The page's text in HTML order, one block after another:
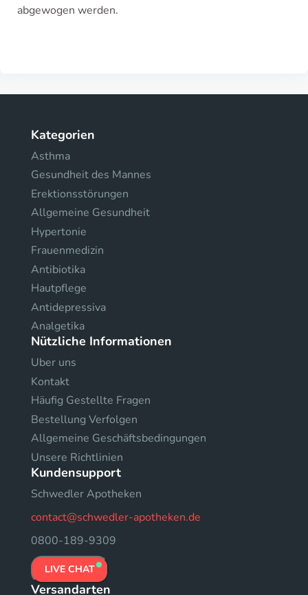
abgewogen werden.
Kategorien
Asthma
Gesundheit des Mannes
Erektionsstörungen
Allgemeine Gesundheit
Hypertonie
Frauenmedizin
Antibiotika
Hautpflege
Antidepressiva
Analgetika
Nützliche Informationen
Uber uns
Kontakt
Häufig Gestellte Fragen
Bestellung Verfolgen
Allgemeine Geschäftsbedingungen
Unsere Richtlinien
Kundensupport
Schwedler Apotheken
contact@schwedler-apotheken.de
0800-189-9309
LIVE CHAT
Versandarten